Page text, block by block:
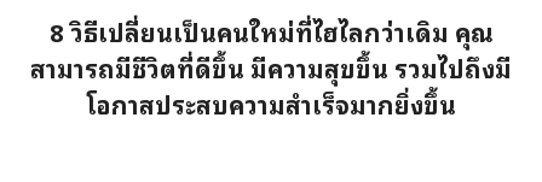
8 วิธีเปลี่ยนเป็นคนใหม่ที่ไฮไลกว่าเดิม คุณ
สามารถมีชีวิตที่ดีขึ้น มีความสุขขึ้น รวมไปถึงมี
โอกาสประสบความสำเร็จมากยิ่งขึ้น